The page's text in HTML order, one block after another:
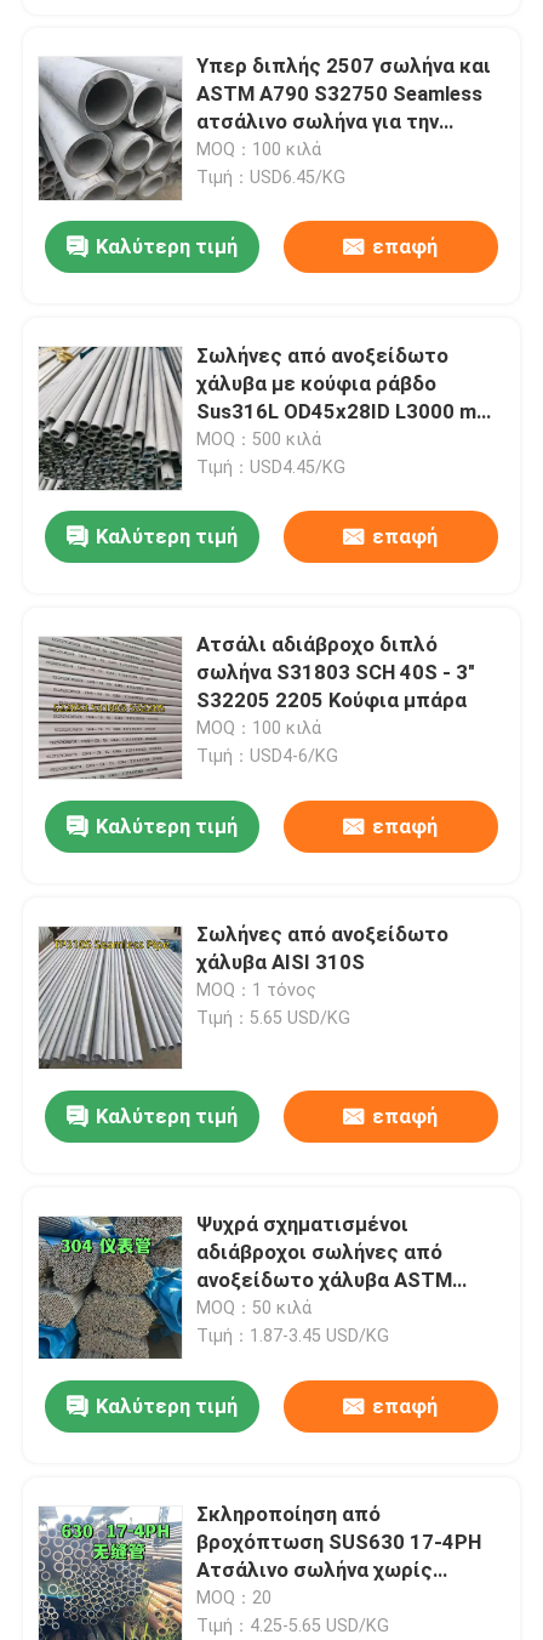
Υπερ διπλής 2507 σωλήνα και
ASTM A790 S32750 Seamless
ατσάλινο σωλήνα για την
πετρελαϊκή και φυσική
ενέργεια βιομηχανία
MOQ：100 κιλά
Τιμή：USD6.45/KG
Καλύτερη τιμή επαφή
Σωλήνες από ανοξείδωτο
χάλυβα με κούφια ράβδο
Sus316L OD45x28ID L3000 mm
ASTM A276 TP316L
MOQ：500 κιλά
Τιμή：USD4.45/KG
Καλύτερη τιμή επαφή
Ατσάλι αδιάβροχο διπλό
σωλήνα S31803 SCH 40S - 3"
S32205 2205 Κούφια μπάρα
MOQ：100 κιλά
Τιμή：USD4-6/KG
Καλύτερη τιμή επαφή
Σωλήνες από ανοξείδωτο
χάλυβα AISI 310S
MOQ：1 τόνος
Τιμή：5.65 USD/KG
Καλύτερη τιμή επαφή
Ψυχρά σχηματισμένοι
αδιάβροχοι σωλήνες από
ανοξείδωτο χάλυβα ASTM
A312 TP304 με επεξεργασία
επιφάνειας παρασκευής OD 6-
MOQ：50 κιλά
Τιμή：1.87-3.45 USD/KG
Καλύτερη τιμή επαφή
Σκληροποίηση από
βροχόπτωση SUS630 17-4PH
Ατσάλινο σωλήνα χωρίς
συγκόλληση 630 Κούφια μπάρα
με τεχνική ψυχρής σύρσης
MOQ：20
Τιμή：4.25-5.65 USD/KG